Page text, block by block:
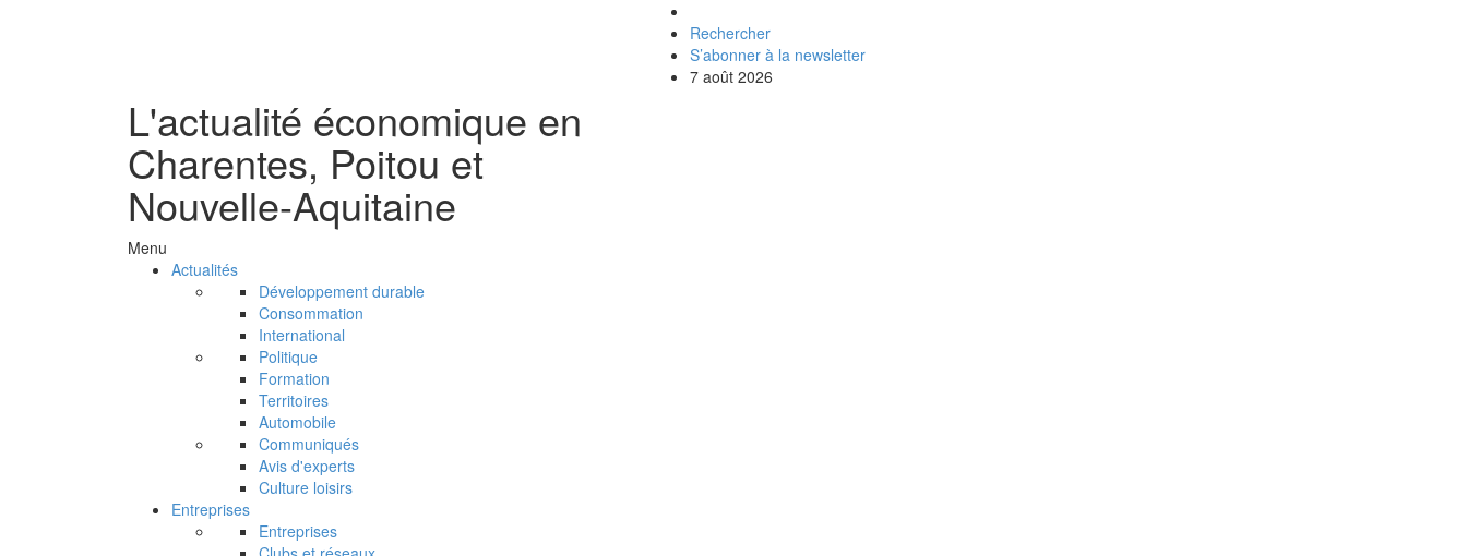
L'actualité économique en
Charentes, Poitou et
Nouvelle-Aquitaine
Rechercher
S’abonner à la newsletter
7 août 2026
Menu
Actualités
Développement durable
Consommation
International
Politique
Formation
Territoires
Automobile
Communiqués
Avis d'experts
Culture loisirs
Entreprises
Entreprises